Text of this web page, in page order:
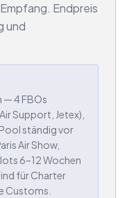
Endpreis
und
— 4 FBOs
Support, Jetex),
ständig vor
Air Show,
6–12 Wochen
für Charter
Customs.